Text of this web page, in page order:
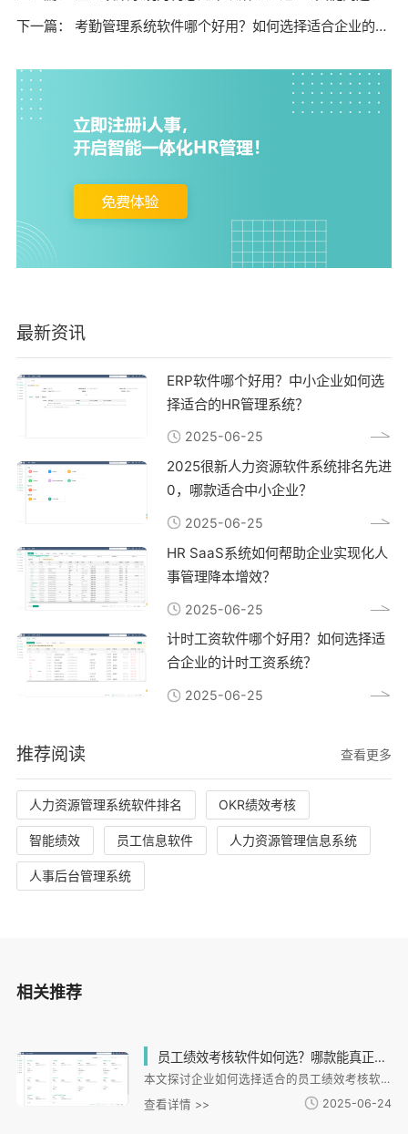
下一篇： 考勤管理系统软件哪个好用？如何选择适合企业的考勤解决方案？
最新资讯
ERP软件哪个好用？中小企业如何选
择适合的HR管理系统？
2025-06-25
2025很新人力资源软件系统排名先进
0，哪款适合中小企业？
2025-06-25
HR SaaS系统如何帮助企业实现化人
事管理降本增效？
2025-06-25
计时工资软件哪个好用？如何选择适
合企业的计时工资系统？
2025-06-25
推荐阅读 查看更多
人力资源管理系统软件排名 OKR绩效考核
智能绩效 员工信息软件 人力资源管理信息系统
人事后台管理系统
相关推荐
员工绩效考核软件如何选？哪款能真正提升团队效率？
本文探讨企业如何选择适合的员工绩效考核软件，以应对传统考核方式的不足。文章指出选型需关注多维度考核设计、自动化实时性、数据整合分析等五大关键因素，并以i人事HR管理系统为例，详细分析其差异化绩效激励、数据可视化分析、考勤绩效协同等核心功能优势。通过重庆吉源餐饮等真实案例，展示系统如何帮助企业实现绩效管理标准化和效率提升。之后强调企业应选择与业务场景契合、具备数据闭环管理能力的系统，建议通过免费体验验证匹配度，构建可持续的人才发展体系。
查看详情 >>
2025-06-24